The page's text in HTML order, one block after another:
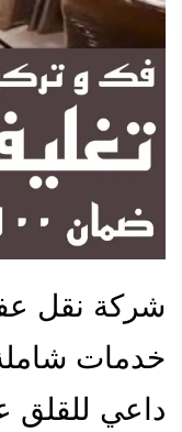
شركة نقل
خدمات
داعي للقلق